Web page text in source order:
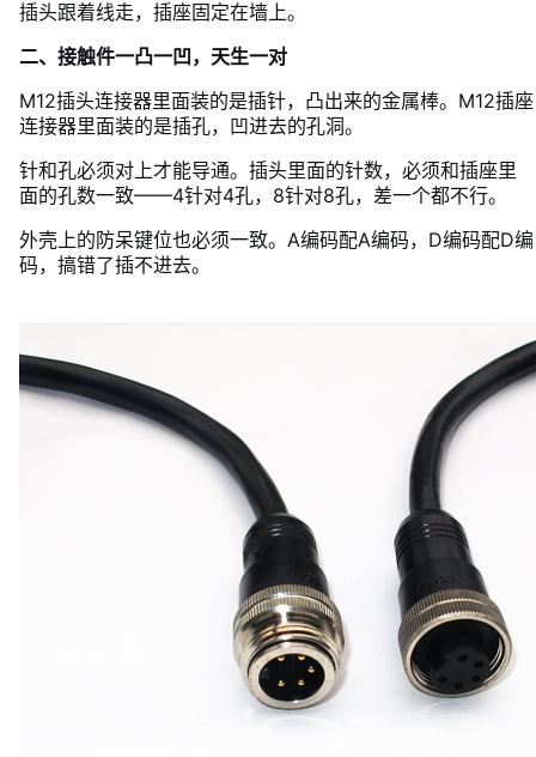
插头跟着线走，插座固定在墙上。
二、接触件一凸一凹，天生一对
M12插头连接器里面装的是插针，凸出来的金属棒。M12插座
连接器里面装的是插孔，凹进去的孔洞。
针和孔必须对上才能导通。插头里面的针数，必须和插座里
面的孔数一致——4针对4孔，8针对8孔，差一个都不行。
外壳上的防呆键位也必须一致。A编码配A编码，D编码配D编
码，搞错了插不进去。